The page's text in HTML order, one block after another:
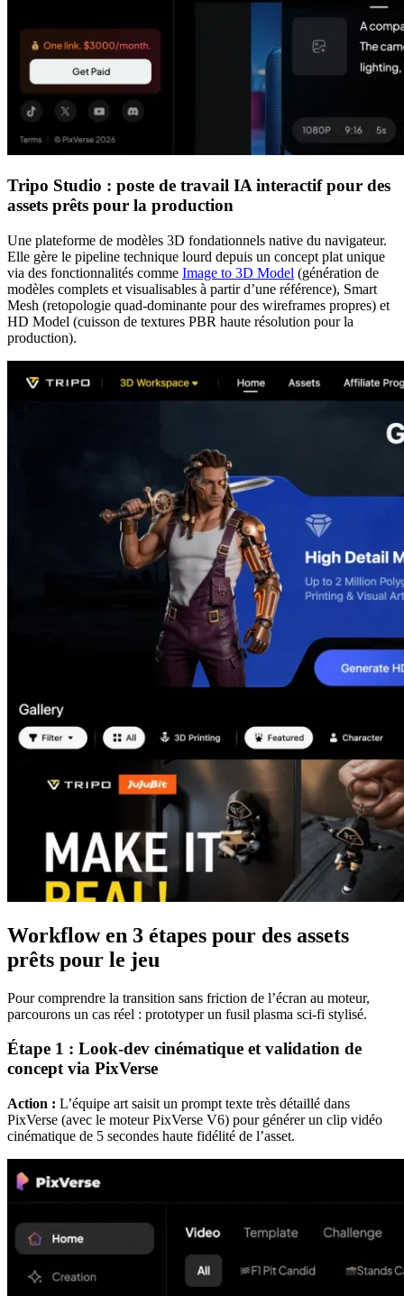
Tripo Studio : poste de travail IA interactif pour des
assets prêts pour la production
Une plateforme de modèles 3D fondationnels native du navigateur.
Elle gère le pipeline technique lourd depuis un concept plat unique
via des fonctionnalités comme Image to 3D Model (génération de
modèles complets et visualisables à partir d’une référence), Smart
Mesh (retopologie quad-dominante pour des wireframes propres) et
HD Model (cuisson de textures PBR haute résolution pour la
production).
Workflow en 3 étapes pour des assets
prêts pour le jeu
Pour comprendre la transition sans friction de l’écran au moteur,
parcourons un cas réel : prototyper un fusil plasma sci-fi stylisé.
Étape 1 : Look-dev cinématique et validation de
concept via PixVerse
Action : L’équipe art saisit un prompt texte très détaillé dans
PixVerse (avec le moteur PixVerse V6) pour générer un clip vidéo
cinématique de 5 secondes haute fidélité de l’asset.